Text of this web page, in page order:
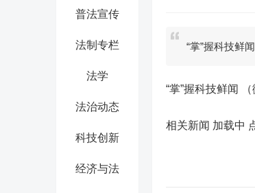
普法宣传
法制专栏
法学
法治动态
科技创新
经济与法
“掌”握科技鲜
“掌”握科技鲜闻
相关新闻 加载中